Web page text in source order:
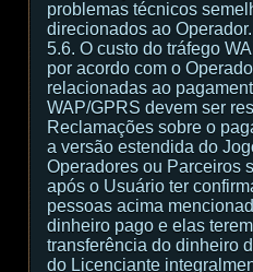
problemas técnicos
direcionados ao Operador.
5.6. O custo do tráfego
por acordo com o
relacionadas ao
WAP/GPRS devem ser
Reclamações sobre o
a versão estendida do
Operadores ou Parceiros
após o Usuário ter
pessoas acima
dinheiro pago e elas
transferência do dinheiro
do Licenciante